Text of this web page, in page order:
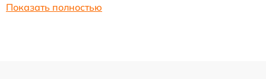
Показать полностью